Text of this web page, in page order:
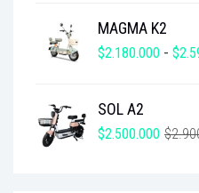
MAGMA K2
$2.180.000 - $
SOL A2
$
$2.500.000